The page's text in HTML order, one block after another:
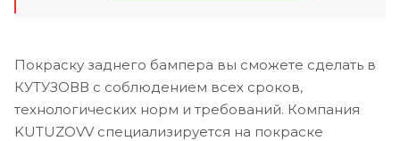
Покраску заднего бампера вы сможете сделать в
КУТУЗОВВ с соблюдением всех сроков,
технологических норм и требований. Компания
KUTUZOVV специализируется на покраске